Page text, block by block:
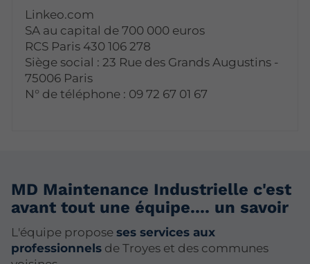
Linkeo.com
SA au capital de 700 000 euros
RCS Paris 430 106 278
Siège social : 23 Rue des Grands Augustins -
75006 Paris
N° de téléphone : 09 72 67 01 67
MD Maintenance Industrielle c'est
avant tout une équipe.... un savoir
L'équipe propose ses services aux
professionnels de Troyes et des communes